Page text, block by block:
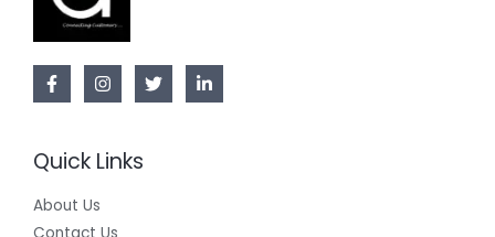
Quick Links
About Us